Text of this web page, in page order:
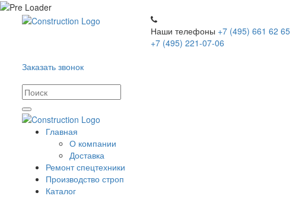
Наши телефоны +7 (495) 661 62 65
+7 (495) 221-07-06
Заказать звонок
Главная
О компании
Доставка
Ремонт спецтехники
Производство строп
Каталог